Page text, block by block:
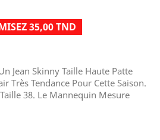
35,00 TND
Jean Skinny Taille Haute Patte
Très Tendance Pour Cette Saison.
38. Le Mannequin Mesure